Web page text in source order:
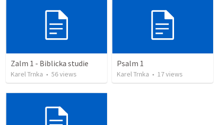
Zalm 1 - Biblicka studie
Karel Trnka • 56views
Psalm 1
Karel Trnka • 17views